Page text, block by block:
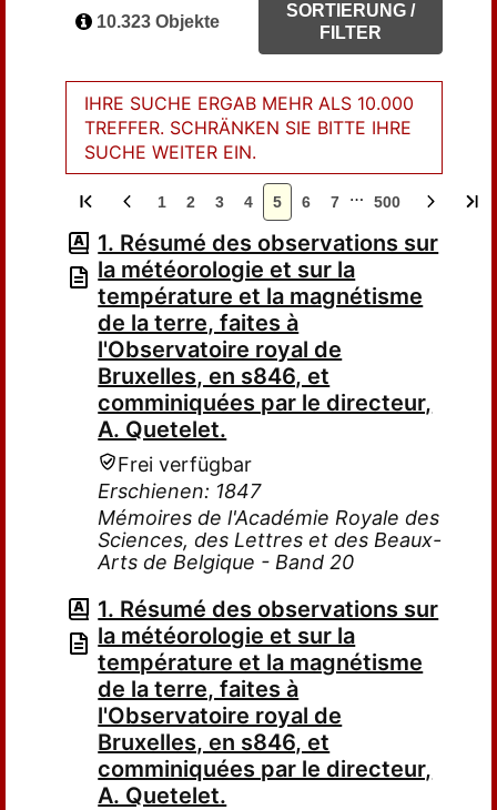
10.323 Objekte
SORTIERUNG /
FILTER
IHRE SUCHE ERGAB MEHR ALS 10.000
TREFFER. SCHRÄNKEN SIE BITTE IHRE
SUCHE WEITER EIN.
1 2 3 4 5 6 7 … 500
1. Résumé des observations sur
la météorologie et sur la
température et la magnétisme
de la terre, faites à
l'Observatoire royal de
Bruxelles, en s846, et
comminiquées par le directeur,
A. Quetelet.
Frei verfügbar
Erschienen: 1847
Mémoires de l'Académie Royale des
Sciences, des Lettres et des Beaux-
Arts de Belgique - Band 20
1. Résumé des observations sur
la météorologie et sur la
température et la magnétisme
de la terre, faites à
l'Observatoire royal de
Bruxelles, en s846, et
comminiquées par le directeur,
A. Quetelet.